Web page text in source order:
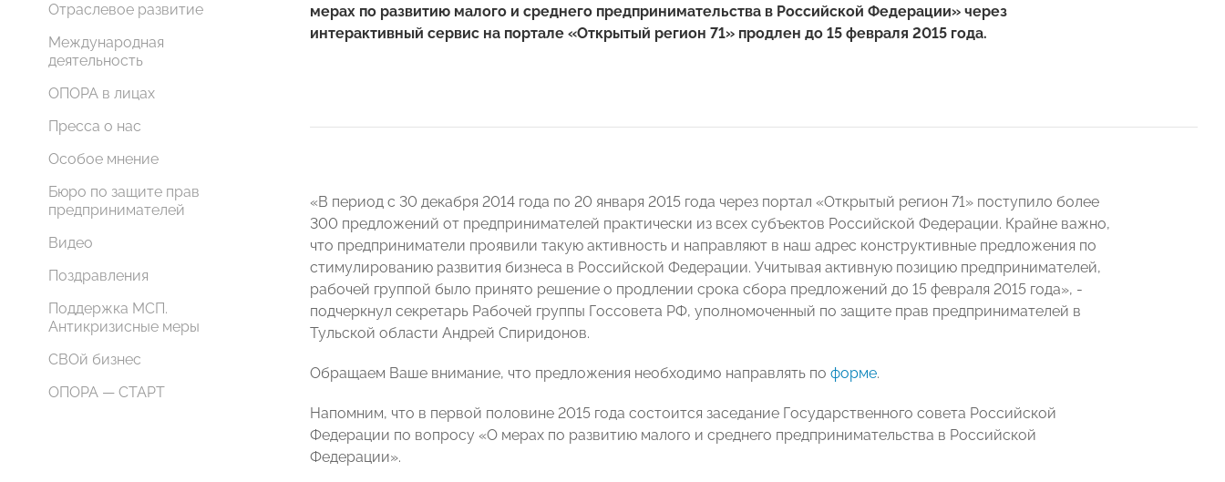
Отраслевое развитие
Международная
деятельность
ОПОРА в лицах
Пресса о нас
Особое мнение
Бюро по защите прав
предпринимателей
Видео
Поздравления
Поддержка МСП.
Антикризисные меры
СВОй бизнес
ОПОРА — СТАРТ
мерах по развитию малого и среднего предпринимательства в Российской Федерации» через
интерактивный сервис на портале «Открытый регион 71» продлен до 15 февраля 2015 года.
«В период с 30 декабря 2014 года по 20 января 2015 года через портал «Открытый регион 71» поступило более
300 предложений от предпринимателей практически из всех субъектов Российской Федерации. Крайне важно,
что предприниматели проявили такую активность и направляют в наш адрес конструктивные предложения по
стимулированию развития бизнеса в Российской Федерации. Учитывая активную позицию предпринимателей,
рабочей группой было принято решение о продлении срока сбора предложений до 15 февраля 2015 года», -
подчеркнул секретарь Рабочей группы Госсовета РФ, уполномоченный по защите прав предпринимателей в
Тульской области Андрей Спиридонов.
Обращаем Ваше внимание, что предложения необходимо направлять по форме.
Напомним, что в первой половине 2015 года состоится заседание Государственного совета Российской
Федерации по вопросу «О мерах по развитию малого и среднего предпринимательства в Российской
Федерации».